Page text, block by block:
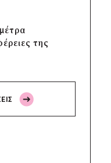
της
Φλώρινα
αναστολή